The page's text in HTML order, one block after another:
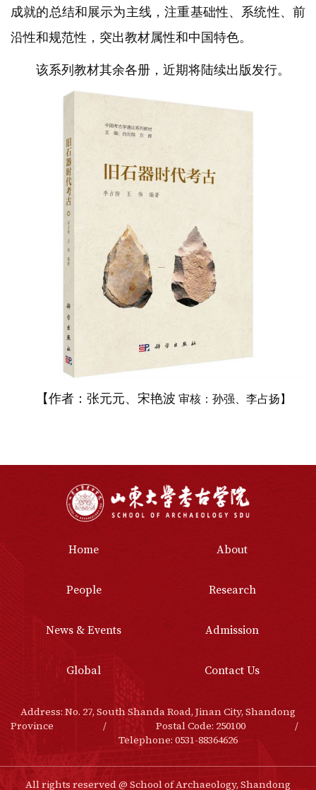
成就的总结和展示为主线，注重基础性、系统性、前
沿性和规范性，突出教材属性和中国特色。
该系列教材其余各册，近期将陆续出版发行。
【作者：张元元、宋艳波 审核：孙强、李占扬】
Home About
People Research
News & Events Admission
Global Contact Us
Address: No. 27, South Shanda Road, Jinan City, Shandong
Province
/ Postal Code: 250100
/
Telephone: 0531-88364626
All rights reserved @ School of Archaeology, Shandong